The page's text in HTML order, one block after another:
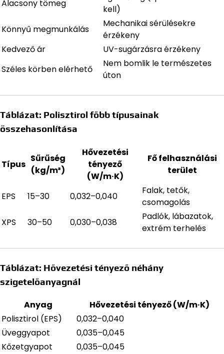
Alacsony tömeg
kell)
Könnyű megmunkálás
Mechanikai sérülésekre
érzékeny
Kedvező ár
UV-sugárzásra érzékeny
Széles körben elérhető
Nem bomlik le természetes
úton
Táblázat: Polisztirol főbb típusainak
összehasonlítása
Típus
Sűrűség
(kg/m³)
Hővezetési
tényező
(W/m·K)
Fő felhasználási
terület
EPS 15–30 0,032–0,040
Falak, tetők,
csomagolás
XPS
30–50 0,030–0,038
Padlók, lábazatok,
extrém terhelés
Táblázat: Hővezetési tényező néhány
szigetelőanyagnál
Anyag
Hővezetési tényező (W/m·K)
Polisztirol (EPS)
0,032–0,040
Üveggyapot
0,035–0,045
Kőzetgyapot
0,035–0,045